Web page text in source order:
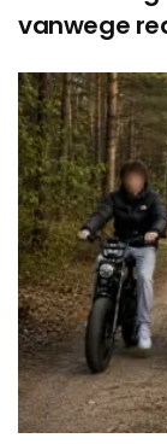
vanwege